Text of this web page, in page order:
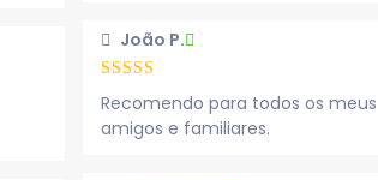
João P.
Recomendo para todos os meus
amigos e familiares.